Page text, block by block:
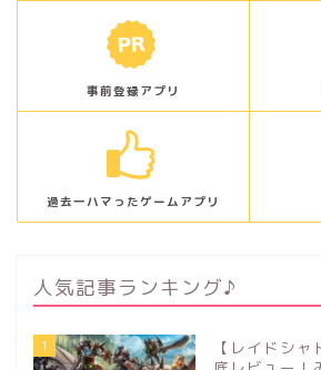
事前登録アプリ
過去一ハマったゲームアプリ
人気記事ランキング♪
1
【レイドシ